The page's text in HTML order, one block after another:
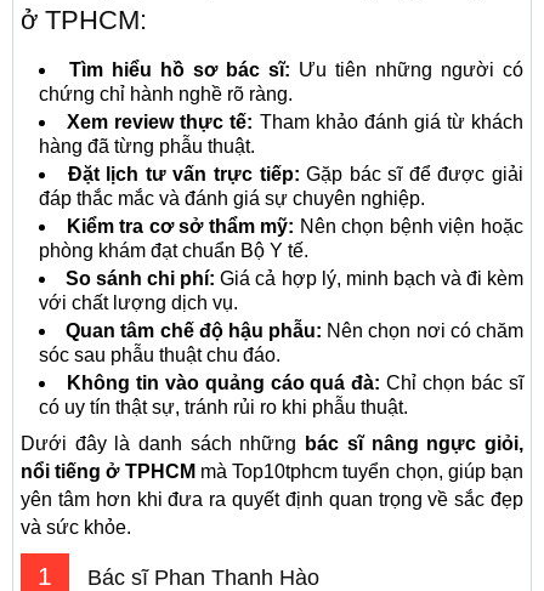
ở TPHCM:
Tìm hiểu hồ sơ bác sĩ: Ưu tiên những người có
chứng chỉ hành nghề rõ ràng.
Xem review thực tế: Tham khảo đánh giá từ khách
hàng đã từng phẫu thuật.
Đặt lịch tư vấn trực tiếp: Gặp bác sĩ để được giải
đáp thắc mắc và đánh giá sự chuyên nghiệp.
Kiểm tra cơ sở thẩm mỹ: Nên chọn bệnh viện hoặc
phòng khám đạt chuẩn Bộ Y tế.
So sánh chi phí: Giá cả hợp lý, minh bạch và đi kèm
với chất lượng dịch vụ.
Quan tâm chế độ hậu phẫu: Nên chọn nơi có chăm
sóc sau phẫu thuật chu đáo.
Không tin vào quảng cáo quá đà: Chỉ chọn bác sĩ
có uy tín thật sự, tránh rủi ro khi phẫu thuật.
Dưới đây là danh sách những
bác sĩ nâng ngực giỏi,
nổi tiếng ở TPHCM mà Top10tphcm tuyển chọn, giúp bạn
yên tâm hơn khi đưa ra quyết định quan trọng về sắc đẹp
và sức khỏe.
1 Bác sĩ Phan Thanh Hào